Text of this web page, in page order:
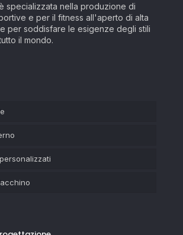
specializzata nella produzione di
e per il fitness all'aperto di alta
per soddisfare le esigenze degli stili
il mondo.